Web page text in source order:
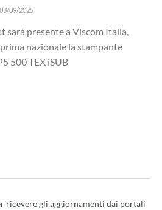
03/09/2025
sarà presente a Viscom Italia,
nazionale la stampante
500 TEX iSUB
ricevere gli aggiornamenti dai portali